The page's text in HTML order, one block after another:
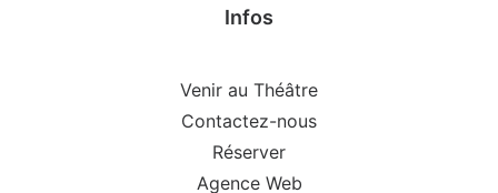
Infos
Venir au Théâtre
Contactez-nous
Réserver
Agence Web